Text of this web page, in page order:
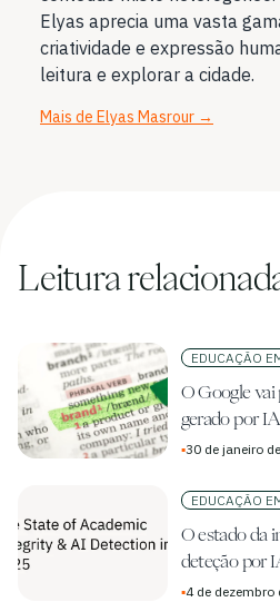
Elyas aprecia uma vasta
criatividade e expressão
leitura e explorar a cidade.
Mais de Elyas Masrour →
Leitura
EDUCAÇÃO
O Google
gerado por
▪30 de janeiro
EDUCAÇÃO
O estado da
deteção por
▪4 de dezembro